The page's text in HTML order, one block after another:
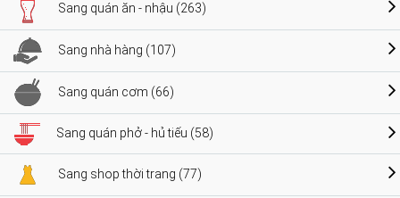
Sang quán ăn - nhậu (263)
Sang nhà hàng (107)
Sang quán cơm (66)
Sang quán phở - hủ tiếu (58)
Sang shop thời trang (77)